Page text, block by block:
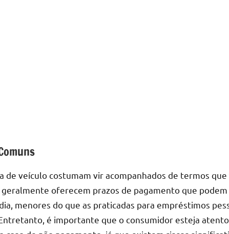
de veículo costumam vir acompanhados de termos
oferecem prazos de pagamento que podem
menores do que as praticadas para empréstimos
é importante que o consumidor esteja atento